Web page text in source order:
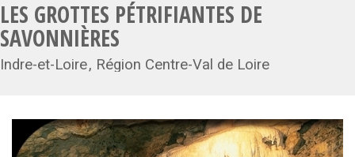
LES GROTTES PÉTRIFIANTES DE
SAVONNIÈRES
Indre-et-Loire Région Centre-Val de Loire